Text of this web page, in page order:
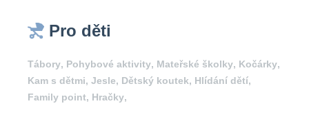
Pro děti
Tábory, Pohybové aktivity, Mateřské školky, Kočárky,
Kam s dětmi, Jesle, Dětský koutek, Hlídání dětí,
Family point, Hračky,